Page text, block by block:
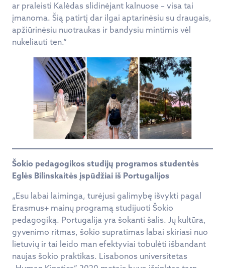
ar praleisti Kalėdas slidinėjant kalnuose – visa tai
įmanoma. Šią patirtį dar ilgai aptarinėsiu su draugais,
apžiūrinėsiu nuotraukas ir bandysiu mintimis vėl
nukeliauti ten.“
Šokio pedagogikos studijų programos studentės
Eglės Bilinskaitės įspūdžiai iš Portugalijos
„Esu labai laiminga, turėjusi galimybę išvykti pagal
Erasmus+ mainų programą studijuoti Šokio
pedagogiką. Portugalija yra šokanti šalis. Jų kultūra,
gyvenimo ritmas, šokio supratimas labai skiriasi nuo
lietuvių ir tai leido man efektyviai tobulėti išbandant
naujas šokio praktikas. Lisabonos universitetas